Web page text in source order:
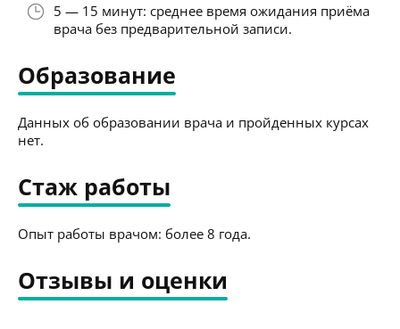
5 — 15 минут: среднее время ожидания приёма
врача без предварительной записи.
Образование
Данных об образовании врача и пройденных курсах
нет.
Стаж работы
Опыт работы врачом: более 8 года.
Отзывы и оценки